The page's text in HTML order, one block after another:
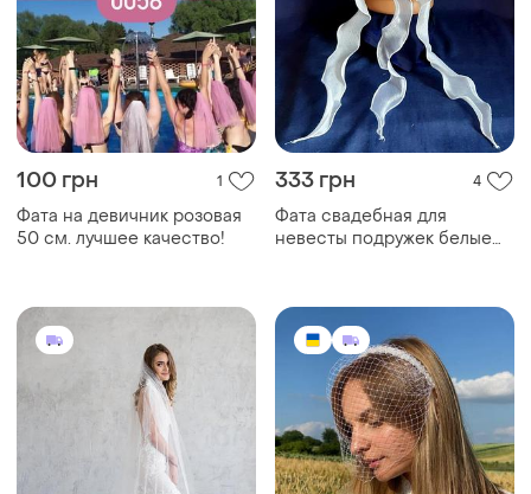
100 грн 1
Фата на девичник розовая
50 см. лучшее качество!
333 грн 4
Фата свадебная для
невесты подружек белые